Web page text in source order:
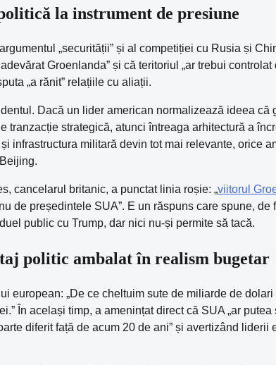
la instrument de presiune
„securității” și al competiției cu Rusia și
Groenlanda” și că teritoriul „ar trebui
„a rănit” relațiile cu aliații.
Dacă un lider american normalizează ideea că
tranzacție strategică, atunci întreaga arhitectură a
infrastructura militară devin tot mai relevante, orice
cancelarul britanic, a punctat linia roșie: „viitorul
de președintele SUA”. E un răspuns care spune, de
public cu Trump, dar nici nu-și permite să tacă.
politic ambalat în realism bugetar
european: „De ce cheltuim sute de miliarde de
În același timp, a amenințat direct că SUA „ar
diferit față de acum 20 de ani” și avertizând liderii